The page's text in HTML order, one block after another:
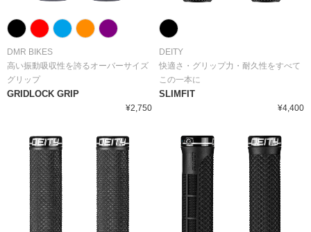
DMR BIKES
高い振動吸収性を誇るオーバーサイズ
グリップ
GRIDLOCK GRIP
¥2,750
DEITY
快適さ・グリップ力・耐久性をすべて
この一本に
SLIMFIT
¥4,400